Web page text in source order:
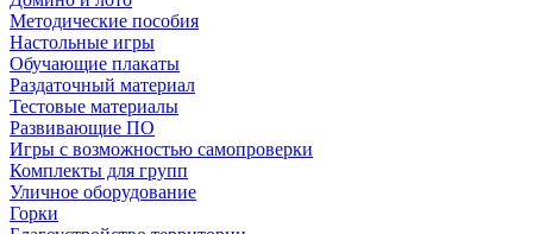
Методические пособия
Настольные игры
Обучающие плакаты
Раздаточный материал
Тестовые материалы
Развивающие ПО
Игры с возможностью самопроверки
Комплекты для групп
Уличное оборудование
Горки